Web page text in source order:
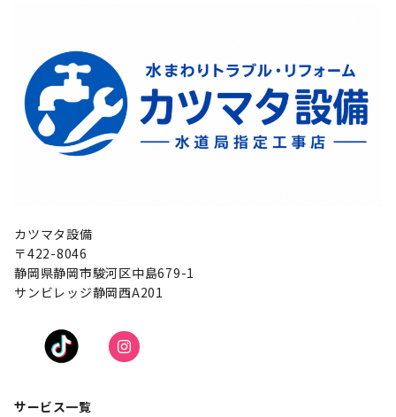
カツマタ設備
〒422-8046
静岡県静岡市駿河区中島679-1
サンビレッジ静岡西A201
サービス一覧